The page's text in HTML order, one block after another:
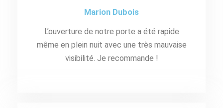
Marion Dubois
L’ouverture de notre porte a été rapide
même en plein nuit avec une très mauvaise
visibilité. Je recommande !